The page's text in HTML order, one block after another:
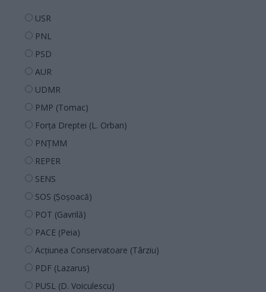
USR
PNL
PSD
AUR
UDMR
PMP (Tomac)
Forța Dreptei (L. Orban)
PNȚMM
REPER
SENS
SOS (Șoșoacă)
POT (Gavrilă)
PACE (Peia)
Acțiunea Conservatoare (Târziu)
PDF (Lazarus)
PUSL (D. Voiculescu)